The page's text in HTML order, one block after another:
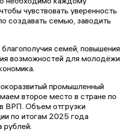
чувствовать уверенность
создавать семью, заводить
семей, повышения
возможностей для молодёжи
промышленный
второе место в стране по
ВРП. Объем отгрузки
по итогам 2025 года
рублей.